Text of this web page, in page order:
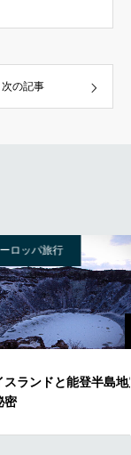
次の記事
旅行
ンドと能登半島地震